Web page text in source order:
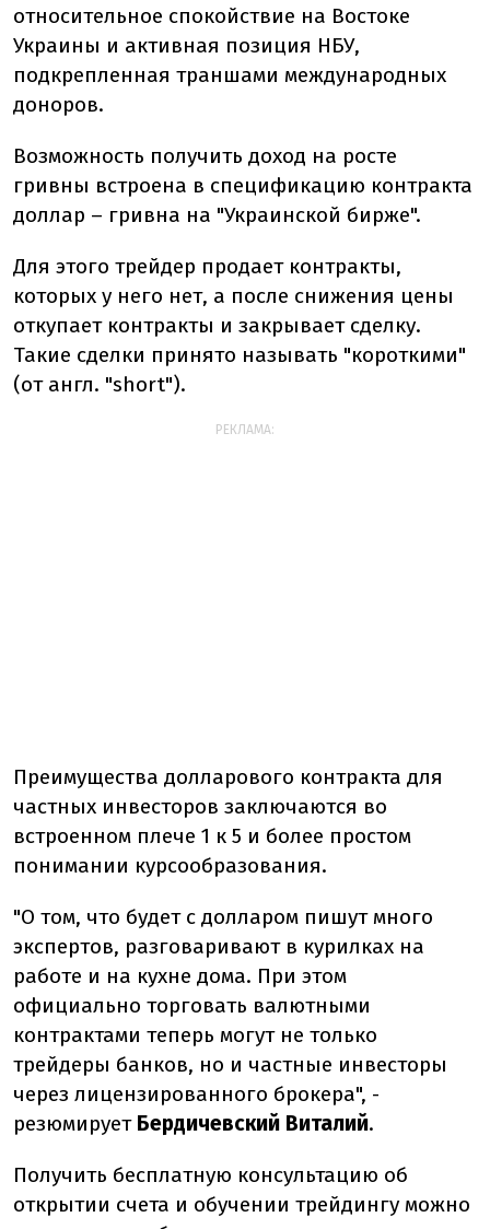
относительное спокойствие на Востоке
Украины и активная позиция НБУ,
подкрепленная траншами международных
доноров.
Возможность получить доход на росте
гривны встроена в спецификацию контракта
доллар – гривна на "Украинской бирже".
Для этого трейдер продает контракты,
которых у него нет, а после снижения цены
откупает контракты и закрывает сделку.
Такие сделки принято называть "короткими"
(от англ. "short").
РЕКЛАМА:
Преимущества долларового контракта для
частных инвесторов заключаются во
встроенном плече 1 к 5 и более простом
понимании курсообразования.
"О том, что будет с долларом пишут много
экспертов, разговаривают в курилках на
работе и на кухне дома. При этом
официально торговать валютными
контрактами теперь могут не только
трейдеры банков, но и частные инвесторы
через лицензированного брокера", -
резюмирует Бердичевский Виталий.
Получить бесплатную консультацию об
открытии счета и обучении трейдингу можно